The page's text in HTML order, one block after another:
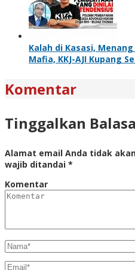
Kalah di Kasasi,
Mafia, KKJ-AJI Kupang
Komentar
Tinggalkan
Alamat email Anda tidak
wajib ditandai *
Komentar